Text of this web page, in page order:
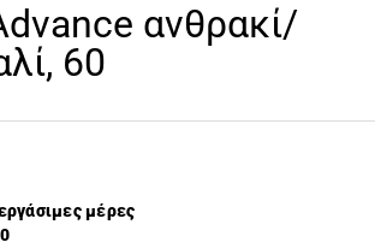
ανθρακί/
60
μέρες